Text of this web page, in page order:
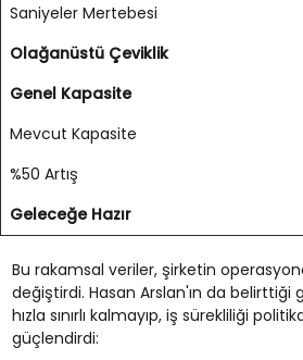
Saniyeler Mertebesi
Olağanüstü Çeviklik
Genel Kapasite
Mevcut Kapasite
%50 Artış
Geleceğe Hazır
Bu rakamsal veriler, şirketin
değiştirdi. Hasan Arslan'ın da belirttiği
hızla sınırlı kalmayıp, iş sürekliliği
güçlendirdi: